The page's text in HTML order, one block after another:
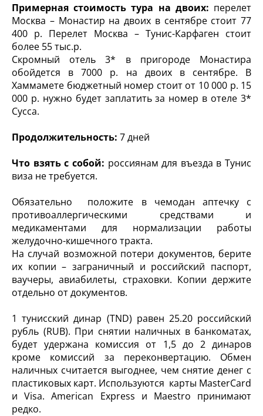
Примерная стоимость тура на двоих: перелет
Москва – Монастир на двоих в сентябре стоит 77
400 р. Перелет Москва – Тунис-Карфаген стоит
более 55 тыс.р.
Скромный отель 3* в пригороде Монастира
обойдется в 7000 р. на двоих в сентябре. В
Хаммамете бюджетный номер стоит от 10 000 р. 15
000 р. нужно будет заплатить за номер в отеле 3*
Сусса.
Продолжительность: 7 дней
Что взять с собой: россиянам для въезда в Тунис
виза не требуется.
Обязательно положите в чемодан аптечку с
противоаллергическими средствами и
медикаментами для нормализации работы
желудочно-кишечного тракта.
На случай возможной потери документов, берите
их копии – заграничный и российский паспорт,
ваучеры, авиабилеты, страховки. Копии держите
отдельно от документов.
1 тунисский динар (TND) равен 25.20 российский
рубль (RUB). При снятии наличных в банкоматах,
будет удержана комиссия от 1,5 до 2 динаров
кроме комиссий за переконвертацию. Обмен
наличных считается выгоднее, чем снятие денег с
пластиковых карт. Используются карты MasterCard
и Visa. American Express и Maestro принимают
редко.